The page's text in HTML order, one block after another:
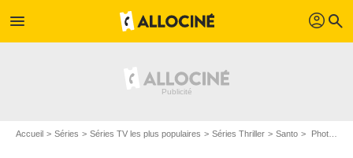
menu profil search
Accueil Séries Séries TV les plus populaires Séries Thriller Santo Photos Santo